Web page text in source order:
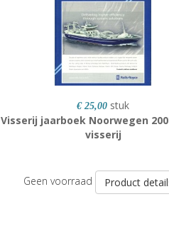
€ 25,00 stuk
Visserij jaarboek Noorwegen
visserij
Geen voorraad Product